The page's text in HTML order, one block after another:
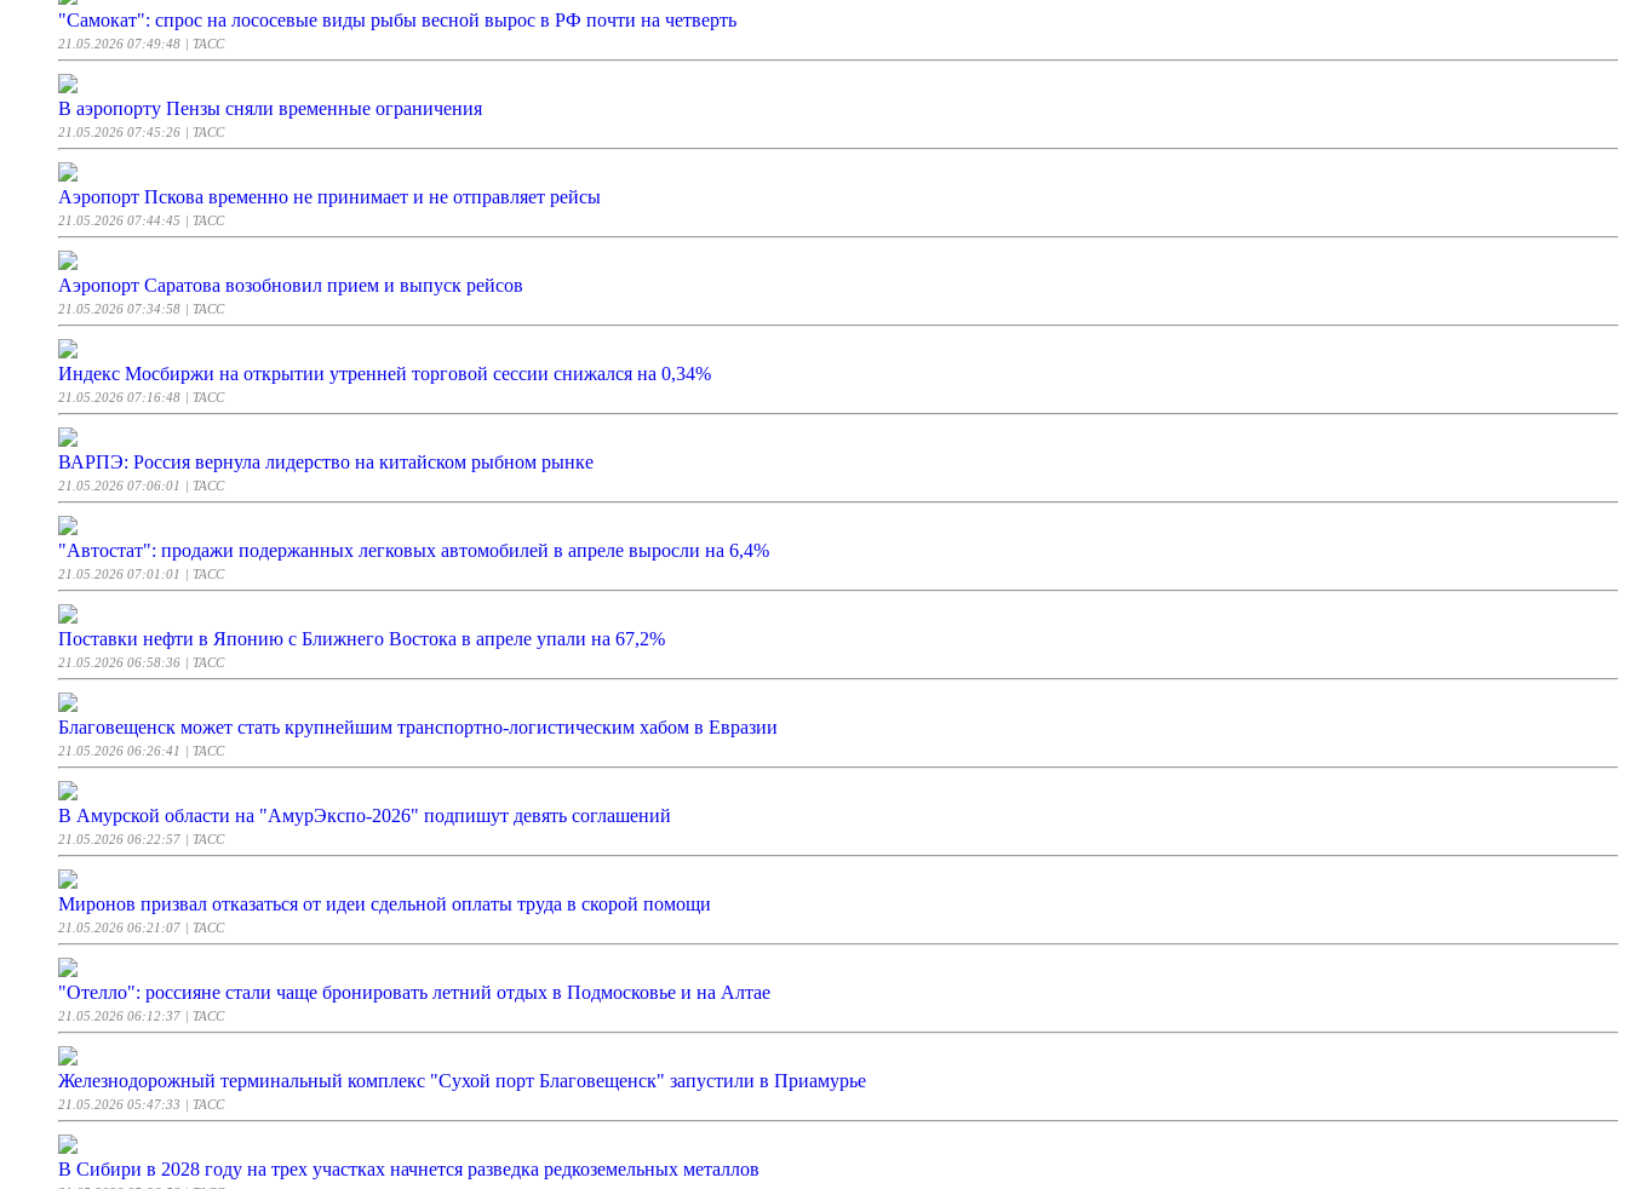
"Самокат": спрос на лососевые виды рыбы весной вырос в РФ почти на четверть
21.05.2026 07:49:48 | ТАСС
В аэропорту Пензы сняли временные ограничения
21.05.2026 07:45:26 | ТАСС
Аэропорт Пскова временно не принимает и не отправляет рейсы
21.05.2026 07:44:45 | ТАСС
Аэропорт Саратова возобновил прием и выпуск рейсов
21.05.2026 07:34:58 | ТАСС
Индекс Мосбиржи на открытии утренней торговой сессии снижался на 0,34%
21.05.2026 07:16:48 | ТАСС
ВАРПЭ: Россия вернула лидерство на китайском рыбном рынке
21.05.2026 07:06:01 | ТАСС
"Автостат": продажи подержанных легковых автомобилей в апреле выросли на 6,4%
21.05.2026 07:01:01 | ТАСС
Поставки нефти в Японию с Ближнего Востока в апреле упали на 67,2%
21.05.2026 06:58:36 | ТАСС
Благовещенск может стать крупнейшим транспортно-логистическим хабом в Евразии
21.05.2026 06:26:41 | ТАСС
В Амурской области на "АмурЭкспо-2026" подпишут девять соглашений
21.05.2026 06:22:57 | ТАСС
Миронов призвал отказаться от идеи сдельной оплаты труда в скорой помощи
21.05.2026 06:21:07 | ТАСС
"Отелло": россияне стали чаще бронировать летний отдых в Подмосковье и на Алтае
21.05.2026 06:12:37 | ТАСС
Железнодорожный терминальный комплекс "Сухой порт Благовещенск" запустили в Приамурье
21.05.2026 05:47:33 | ТАСС
В Сибири в 2028 году на трех участках начнется разведка редкоземельных металлов